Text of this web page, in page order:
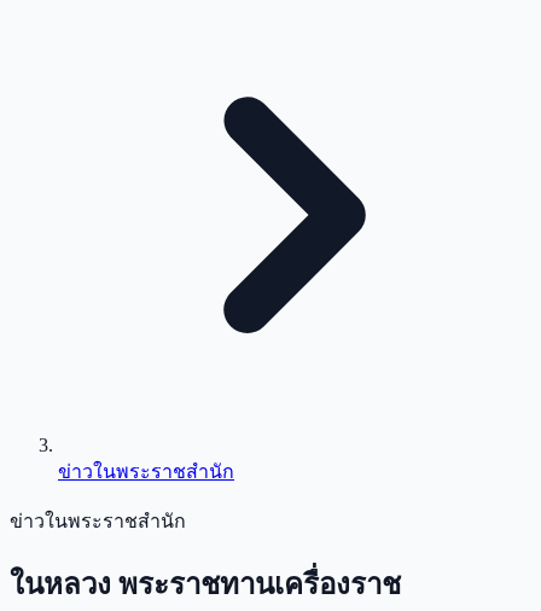
ข่าวในพระราชสำนัก
ข่าวในพระราชสำนัก
ในหลวง พระราชทานเครื่องราช